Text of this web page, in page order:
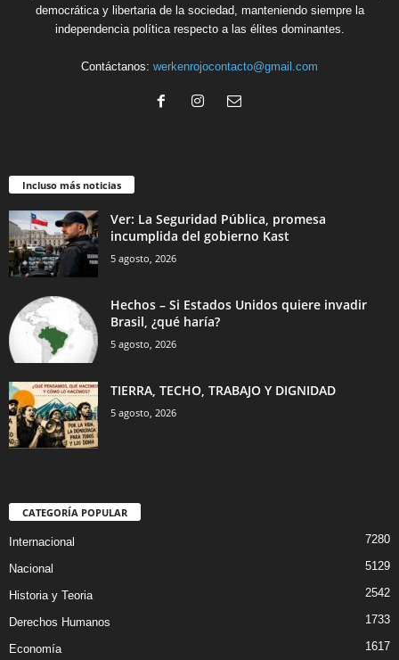
democrática y libertaria de la sociedad, manteniendo siempre la
independencia política respecto a las élites dominantes.
Contáctanos: werkenrojocontacto@gmail.com
Incluso más noticias
Ver: La Seguridad Pública, promesa
incumplida del gobierno Kast
5 agosto, 2026
Hechos – Si Estados Unidos quiere invadir
Brasil, ¿qué haría?
5 agosto, 2026
TIERRA, TECHO, TRABAJO Y DIGNIDAD
5 agosto, 2026
CATEGORÍA POPULAR
Internacional 7280
Nacional 5129
Historia y Teoria 2542
Derechos Humanos 1733
Economía 1617